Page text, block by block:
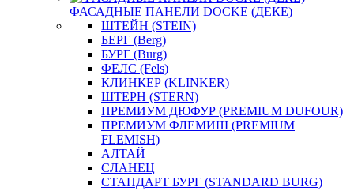
ФАСАДНЫЕ ПАНЕЛИ DOCKE (ДЕКЕ)
ШТЕЙН (STEIN)
БЕРГ (Berg)
БУРГ (Burg)
ФЕЛС (Fels)
КЛИНКЕР (KLINKER)
ШТЕРН (STERN)
ПРЕМИУМ ДЮФУР (PREMIUM DUFOUR)
ПРЕМИУМ ФЛЕМИШ (PREMIUM
FLEMISH)
АЛТАЙ
СЛАНЕЦ
СТАНДАРТ БУРГ (STANDARD BURG)